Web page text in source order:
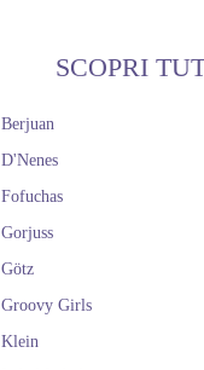
SCOPRI
Berjuan
D'Nenes
Fofuchas
Gorjuss
Götz
Groovy Girls
Klein